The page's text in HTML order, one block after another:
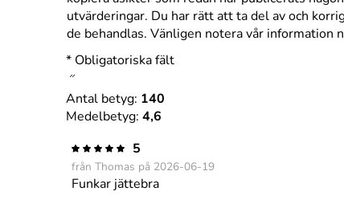
utvärderingar. Du har rätt att ta del av och
de behandlas. Vänligen notera vår information
* Obligatoriska fält
Antal betyg: 140
Medelbetyg: 4,6
5
från Thomas på 2026-06-19
Funkar jättebra